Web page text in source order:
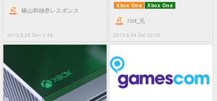
2013.8.25 Sun 0:48
椿山和雄@レスポンス
Xbox One Xbox One
2013.8.24 Sat 22:00
riot_兄